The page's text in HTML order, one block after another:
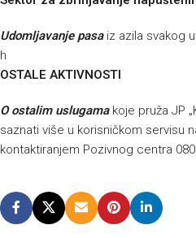
Udomljavanje pasaiz azila svakog
h
OSTALE AKTIVNOSTI
O ostalim uslugamakoje pruža JP
saznati više u korisničkom servisu
kontaktiranjem Pozivnog centra